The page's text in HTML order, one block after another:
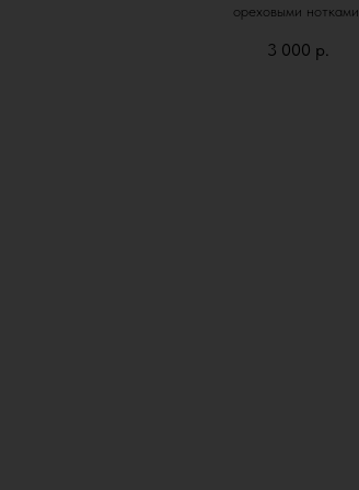
ореховыми нотками.
3 000 р.